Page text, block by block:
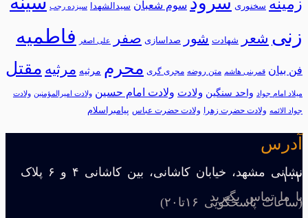
زمینه سخنوری سوم شعبان سیدالشهدا سیزده رجب
زنی شعر شهادت شور صداسازی صفر علی اصغر فاطمیه
فن بیان قمربنی هاشم متن روضه مجری گری محرم مرثيه مرثیه مقتل
میلاد امام جواد واحد سنگین ولادت ولادت امام حسین ولادت امیرالمؤمنین ولادت
جواد الائمه ولادت حضرت زهرا ولادت حضرت عباس پیامبراسلام
آدرس
نشانی مشهد، خیابان کاشانی، بین کاشانی ۴ و ۶ پلاک
۱۰۲
با ما تماس بگیرید
(ساعات پاسخگویی ۱۶تا۲۰)